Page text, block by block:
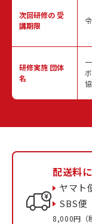
次回研修の受
講期限
研修実施 団体
名
配送料
ヤマト
SBS便
8,000円（